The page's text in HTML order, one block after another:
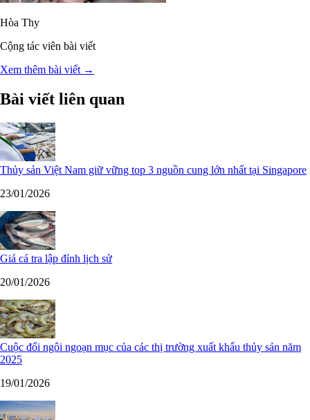
Hòa Thy
Cộng tác viên bài viết
Xem thêm bài viết →
Bài viết liên quan
Thủy sản Việt Nam giữ vững top 3 nguồn cung lớn nhất tại Singapore
23/01/2026
Giá cá tra lập đỉnh lịch sử
20/01/2026
Cuộc đổi ngôi ngoạn mục của các thị trường xuất khẩu thủy sản năm
2025
19/01/2026